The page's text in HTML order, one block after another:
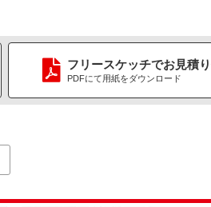
フリースケッチでお見積
PDFにて用紙をダウンロード